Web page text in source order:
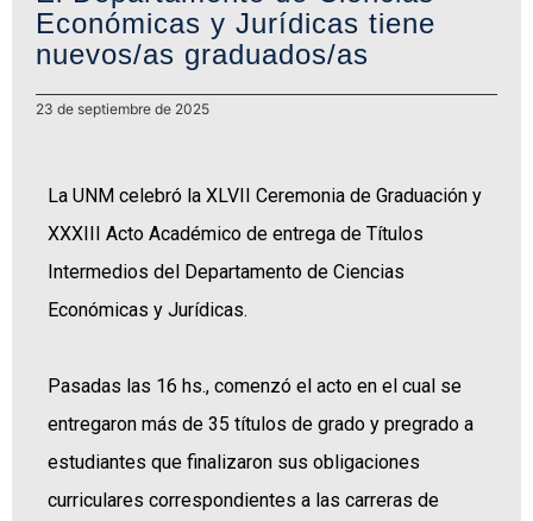
Económicas y Jurídicas tiene
nuevos/as graduados/as
23 de septiembre de 2025
La UNM celebró la XLVII Ceremonia de Graduación y
XXXIII Acto Académico de entrega de Títulos
Intermedios del Departamento de Ciencias
Económicas y Jurídicas.
Pasadas las 16 hs., comenzó el acto en el cual se
entregaron más de 35 títulos de grado y pregrado a
estudiantes que finalizaron sus obligaciones
curriculares correspondientes a las carreras de